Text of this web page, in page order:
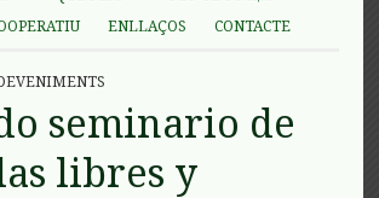
ENLLAÇOS CONTACTE
seminario de
libres y